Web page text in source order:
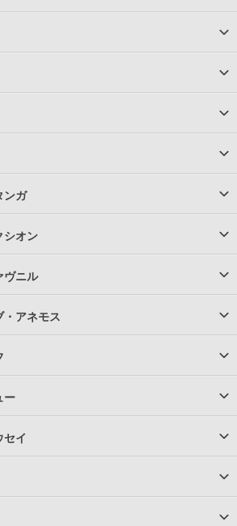
ンガ
シオン
ヴニル
・アネモス
ー
セイ